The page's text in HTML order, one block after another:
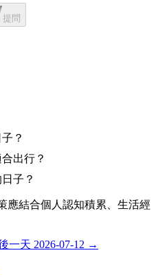
提問
？
出行？
子？
應結合個人認知積累、生活經
一天 2026-07-12 →